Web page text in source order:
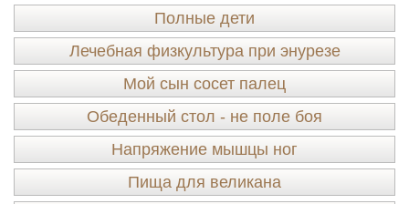
Полные дети
Лечебная физкультура при энурезе
Мой сын сосет палец
Обеденный стол - не поле боя
Напряжение мышцы ног
Пища для великана